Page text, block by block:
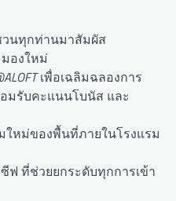
วนทุกท่านมาสัมผัส
องใหม่
เพื่อเฉลิมฉลองการ
มรับคะแนนโบนัส และ
ใหม่ของพื้นที่ภายในโรงแรม
ฟ ที่ช่วยยกระดับทุกการเข้า